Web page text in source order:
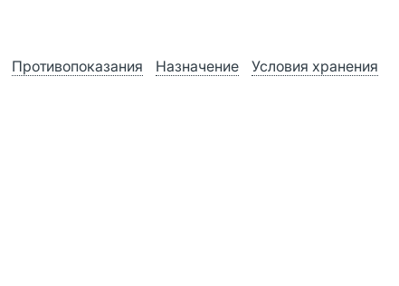
Противопоказания Назначение
Условия хранения